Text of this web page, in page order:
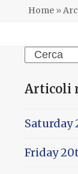
Home»
Search
Articoli
Saturday
Friday